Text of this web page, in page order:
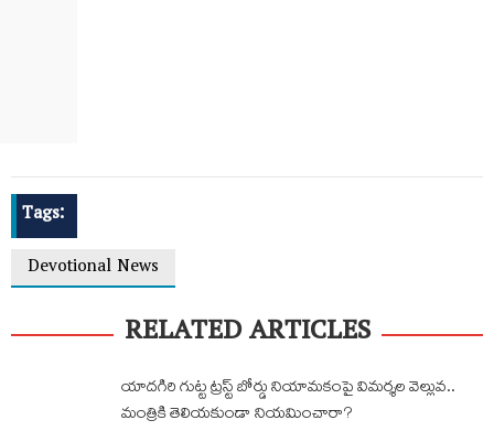
Tags:
Devotional News
RELATED ARTICLES
యాదగిరి గుట్ట ట్రస్ట్‌ బోర్డు నియామకంపై విమర్శల వెల్లువ..
మంత్రికి తెలియకుండా నియమించారా?